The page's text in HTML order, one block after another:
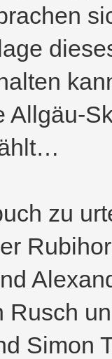
Allgäu-
zu
Rusch
Simon